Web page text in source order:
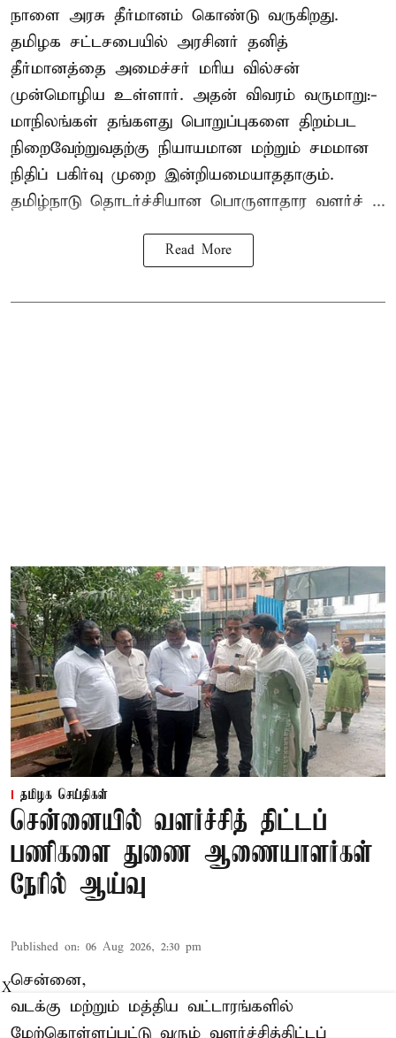
நாளை அரசு தீர்மானம் கொண்டு வருகிறது.
தமிழக சட்டசபையில் அரசினர் தனித்
தீர்மானத்தை அமைச்சர் மரிய வில்சன்
முன்மொழிய உள்ளார். அதன் விவரம் வருமாறு:-
மாநிலங்கள் தங்களது பொறுப்புகளை திறம்பட
நிறைவேற்றுவதற்கு நியாயமான மற்றும் சமமான
நிதிப் பகிர்வு முறை இன்றியமையாததாகும்.
தமிழ்நாடு தொடர்ச்சியான பொருளாதார வளர்ச் ...
Read More
தமிழக செய்திகள்
சென்னையில் வளர்ச்சித் திட்டப்
பணிகளை துணை ஆணையாளர்கள்
நேரில் ஆய்வு
Published on: 06 Aug 2026, 2:30 pm
சென்னை,
வடக்கு மற்றும் மத்திய வட்டாரங்களில்
மேற்கொள்ளப்பட்டு வரும் வளர்ச்சித்திட்டப்
X